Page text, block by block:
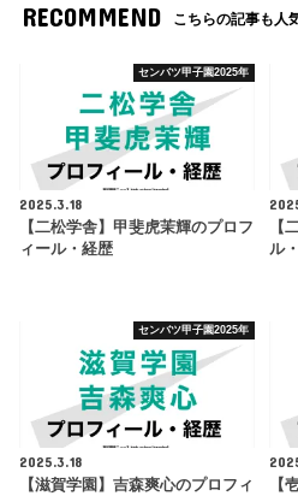
RECOMMEND こちらの記事も人
センバツ甲子園2025年
2025.3.18
【二松学舎】甲斐虎茉輝のプロフ
ィール・経歴
【
ル
センバツ甲子園2025年
2025.3.18
【滋賀学園】吉森爽心のプロフィ
【